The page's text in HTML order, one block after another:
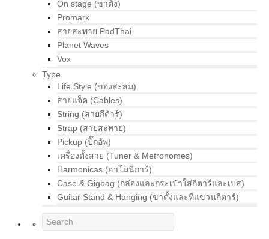
On stage (ขาตั้ง)
Promark
สายสะพาย PadThai
Planet Waves
Vox
Type
Life Style (ของสะสม)
สายแจ็ค (Cables)
String (สายกีต้าร์)
Strap (สายสะพาย)
Pickup (ปิ๊กอัพ)
เครื่องตั้งสาย (Tuner & Metronomes)
Harmonicas (ฮาโมนิการ์)
Case & Gigbag (กล่องและกระเป๋าใส่กีตาร์และเบส)
Guitar Stand & Hanging (ขาตั้งและที่แขวนกีตาร์)